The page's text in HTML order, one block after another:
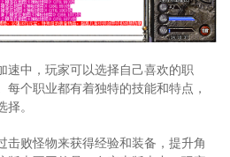
速中，玩家可以选择自己喜欢的职
个职业都有着独特的技能和特点，
。
击败怪物来获得经验和装备，提升角